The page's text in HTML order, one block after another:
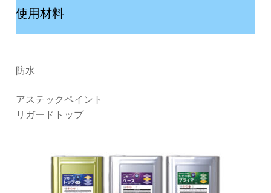
使用材料
防水
アステックペイント
リガードトップ